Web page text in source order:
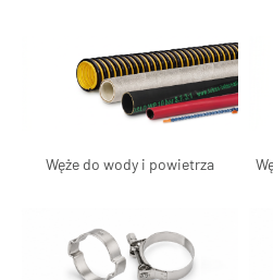
Węże do wody i powietrza